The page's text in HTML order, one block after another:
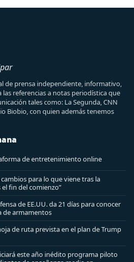
de prensa independiente, informativo,
las referencias a notas periodística que
tales como: La Segunda, CNN
Biobio, con quien además tenemos
de entretenimiento online
para lo que viene tras la
el fin del comienzo”
de EE.UU. da 21 días para conocer
de armamentos
de ruta prevista en el plan de Trump
este año inédito programa piloto